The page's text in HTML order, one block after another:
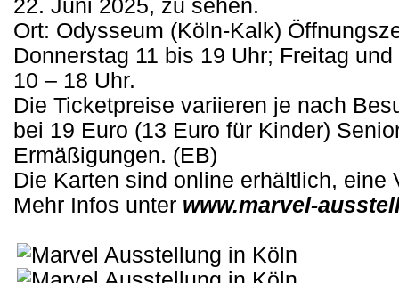
22. Juni 2025, zu sehen.
Ort: Odysseum (Köln-Kalk)
Donnerstag 11 bis 19 Uhr; Freitag
10 – 18 Uhr.
Die Ticketpreise variieren je nach
bei 19 Euro (13 Euro für Kinder)
Ermäßigungen. (EB)
Die Karten sind online erhältlich, eine
Mehr Infos unter www.marvel-